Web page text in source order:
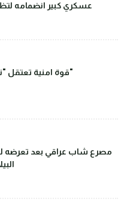
عسكري كبير انضمامه
قوة امنية تعتقل "نبي سوق الشيوخ"
مصرع شاب عراقي بعد تعرضه